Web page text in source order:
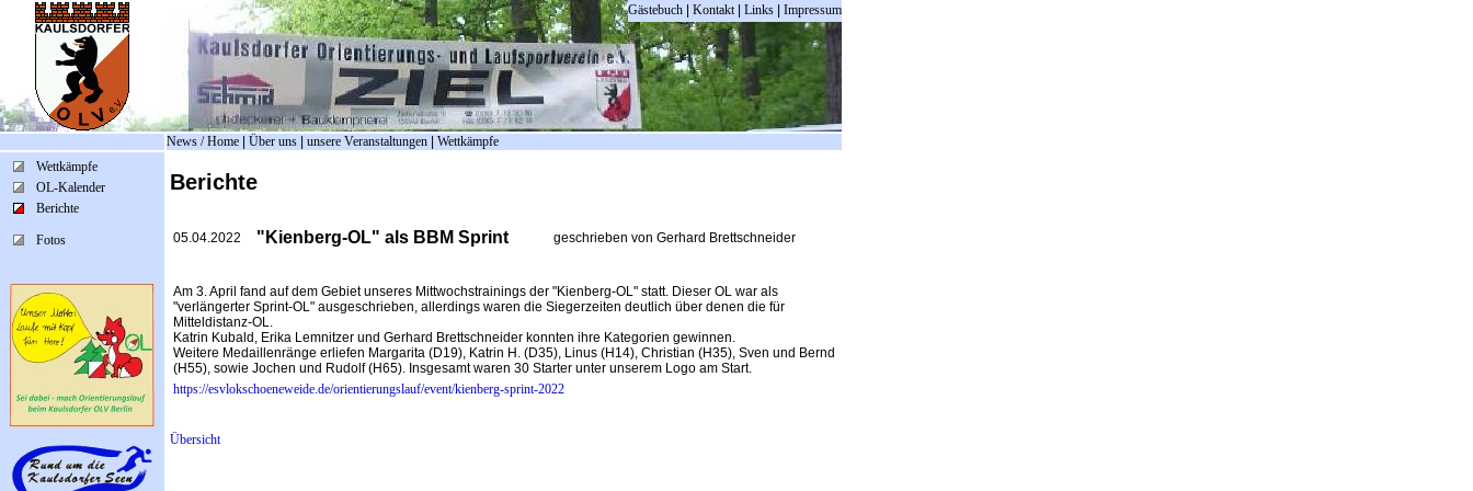
Gästebuch Kontakt| Links Impressum
News / Home Über uns unsere Veranstaltungen
Wettkämpfe
Wettkämpfe
OL-Kalender
Berichte
Fotos
Berichte
05.04.2022 "Kienberg-OL" als BBM Sprint geschrieben von Gerhard Brettschneider
Am 3. April fand auf dem Gebiet unseres Mittwochstrainings der "Kienberg-OL" statt. Dieser OL war als
"verlängerter Sprint-OL" ausgeschrieben, allerdings waren die Siegerzeiten deutlich über denen die für
Mitteldistanz-OL.
Katrin Kubald, Erika Lemnitzer und Gerhard Brettschneider konnten ihre Kategorien gewinnen.
Weitere Medaillenränge erliefen Margarita (D19), Katrin H. (D35), Linus (H14), Christian (H35), Sven und Bernd
(H55), sowie Jochen und Rudolf (H65). Insgesamt waren 30 Starter unter unserem Logo am Start.
https://esvlokschoeneweide.de/orientierungslauf/event/kienberg-sprint-2022
Übersicht